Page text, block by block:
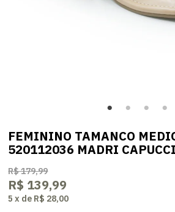
FEMININO TAMANCO
520112036 MADRI
R$ 179,99
R$ 139,99
5 x de R$ 28,00